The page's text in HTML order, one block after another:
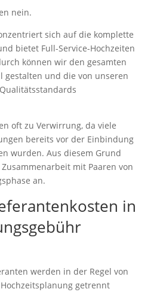
nein.
sich auf die komplette
bietet Full-Service-Hochzeiten
können wir den gesamten
gestalten und die von unseren
oft zu Verwirrung, da viele
bereits vor der Einbindung
wurden. Aus diesem Grund
mit Paaren von
an.
in
werden in der Regel von
getrennt